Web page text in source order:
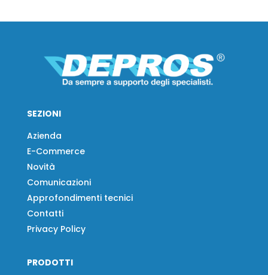
SEZIONI
Azienda
E-Commerce
Novità
Comunicazioni
Approfondimenti tecnici
Contatti
Privacy Policy
PRODOTTI